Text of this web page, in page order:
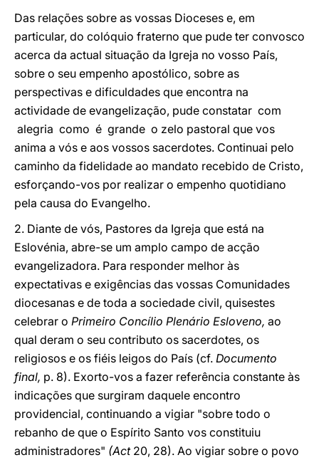
Das relações sobre as vossas Dioceses e, em
particular, do colóquio fraterno que pude ter convosco
acerca da actual situação da Igreja no vosso País,
sobre o seu empenho apostólico, sobre as
perspectivas e dificuldades que encontra na
actividade de evangelização, pude constatar com
alegria como é grande o zelo pastoral que vos
anima a vós e aos vossos sacerdotes. Continuai pelo
caminho da fidelidade ao mandato recebido de Cristo,
esforçando-vos por realizar o empenho quotidiano
pela causa do Evangelho.
2. Diante de vós, Pastores da Igreja que está na
Eslovénia, abre-se um amplo campo de acção
evangelizadora. Para responder melhor às
expectativas e exigências das vossas Comunidades
diocesanas e de toda a sociedade civil, quisestes
celebrar o Primeiro Concílio Plenário Esloveno, ao
qual deram o seu contributo os sacerdotes, os
religiosos e os fiéis leigos do País (cf. Documento
final, p. 8). Exorto-vos a fazer referência constante às
indicações que surgiram daquele encontro
providencial, continuando a vigiar "sobre todo o
rebanho de que o Espírito Santo vos constituiu
administradores" (Act 20, 28). Ao vigiar sobre o povo